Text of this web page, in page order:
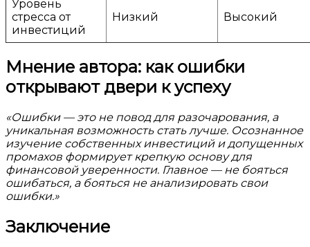
Уровень
стресса от
инвестиций
Низкий Высокий
Мнение автора: как ошибки
открывают двери к успеху
«Ошибки — это не повод для разочарования, а
уникальная возможность стать лучше. Осознанное
изучение собственных инвестиций и допущенных
промахов формирует крепкую основу для
финансовой уверенности. Главное — не бояться
ошибаться, а бояться не анализировать свои
ошибки.»
Заключение